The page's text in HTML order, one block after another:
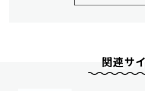
関連サ